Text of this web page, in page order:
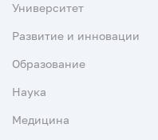
Университет
Развитие и инновации
Образование
Наука
Медицина